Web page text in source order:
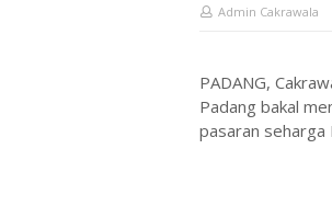
Admin Cakrawala
PADANG,
Padang bakal
pasaran